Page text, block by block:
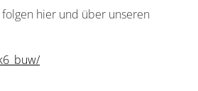
hier und über unseren